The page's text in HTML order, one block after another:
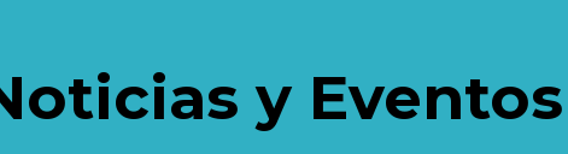
y Eventos